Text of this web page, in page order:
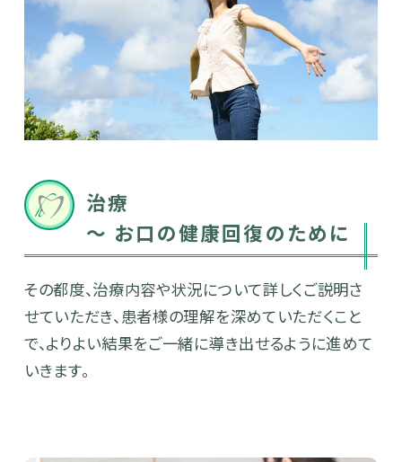
治療
～ お口の健康回復のために
その都度、治療内容や状況について詳しくご説明さ
せていただき、患者様の理解を深めていただくこと
で、よりよい結果をご一緒に導き出せるように進めて
いきます。